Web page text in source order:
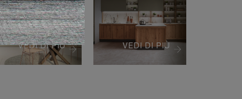
VEDI DI PIÙ VEDI DI PIÙ